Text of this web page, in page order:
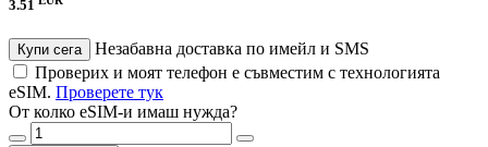
3.51
Купи сега
Незабавна доставка по имейл и SMS
Проверих и моят телефон е съвместим с технологията
eSIM. Проверете тук
От колко eSIM-и имаш нужда?